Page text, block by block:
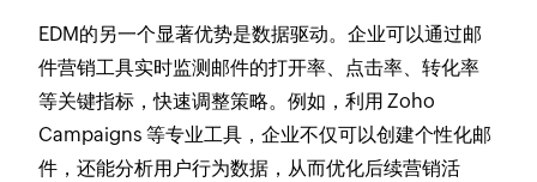
EDM的另一个显著优势是数据驱动。企业可以通过邮
件营销工具实时监测邮件的打开率、点击率、转化率
等关键指标，快速调整策略。例如，利用 Zoho
Campaigns 等专业工具，企业不仅可以创建个性化邮
件，还能分析用户行为数据，从而优化后续营销活